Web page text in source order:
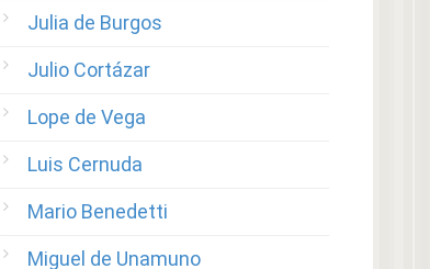
Julia de Burgos
Julio Cortázar
Lope de Vega
Luis Cernuda
Mario Benedetti
Miguel de Unamuno